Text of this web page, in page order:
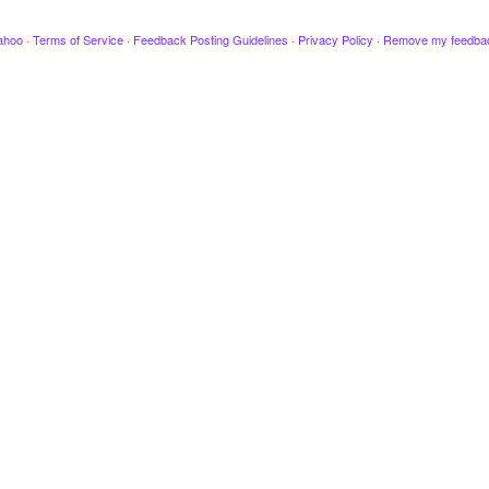
· Terms of Service · Feedback Posting Guidelines · Privacy Policy · Remove my